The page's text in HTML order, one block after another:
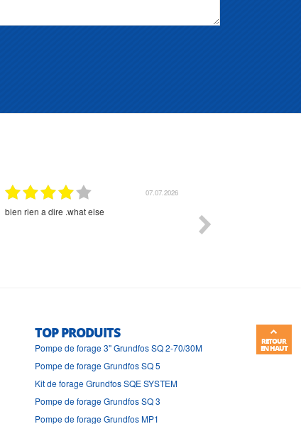
01.07.2026
Commande et délais parfait
TOP PRODUITS
Pompe de forage 3" Grundfos SQ 2-70/30M
Pompe de forage Grundfos SQ 5
Kit de forage Grundfos SQE SYSTEM
Pompe de forage Grundfos SQ 3
Pompe de forage Grundfos MP1
RETOUR
EN HAUT